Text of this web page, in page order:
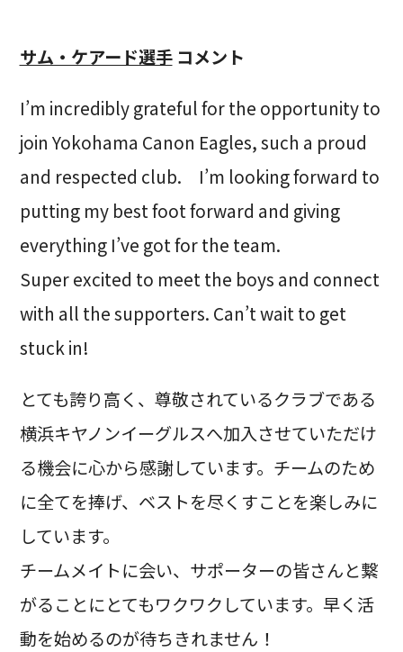
サム・ケアード選手コメント
I’m incredibly grateful for the opportunity to
join Yokohama Canon Eagles, such a proud
and respected club. I’m looking forward to
putting my best foot forward and giving
everything I’ve got for the team.
Super excited to meet the boys and connect
with all the supporters. Can’t wait to get
stuck in!
とても誇り高く、尊敬されているクラブである
横浜キヤノンイーグルスへ加入させていただけ
る機会に心から感謝しています。チームのため
に全てを捧げ、ベストを尽くすことを楽しみに
しています。
チームメイトに会い、サポーターの皆さんと繋
がることにとてもワクワクしています。早く活
動を始めるのが待ちきれません！